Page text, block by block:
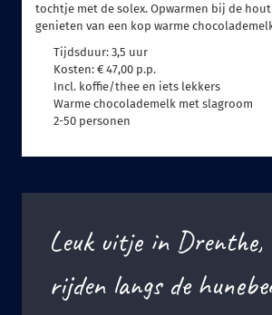
tochtje met de solex. Opwarmen bij de
genieten van een kop warme
Tijdsduur: 3,5 uur
Kosten: € 47,00 p.p.
Incl. koffie/thee en iets lekkers
Warme chocolademelk met slagroom
2-50 personen
Leuk uitje in Drenthe,
rijden langs de